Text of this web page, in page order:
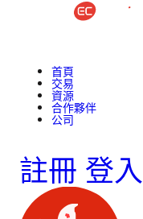
首頁
交易
資源
合作夥伴
公司
註冊 登入